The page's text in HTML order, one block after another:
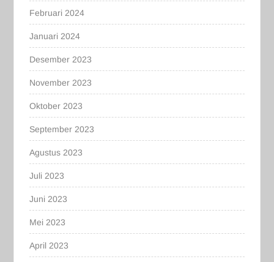
Februari 2024
Januari 2024
Desember 2023
November 2023
Oktober 2023
September 2023
Agustus 2023
Juli 2023
Juni 2023
Mei 2023
April 2023